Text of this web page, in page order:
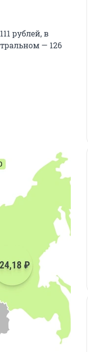
рублей, в
— 126